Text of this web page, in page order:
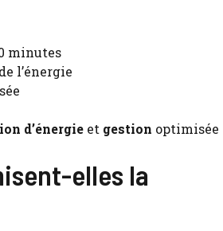
minutes
l’énergie
d’énergie et gestion optimisée
elles la